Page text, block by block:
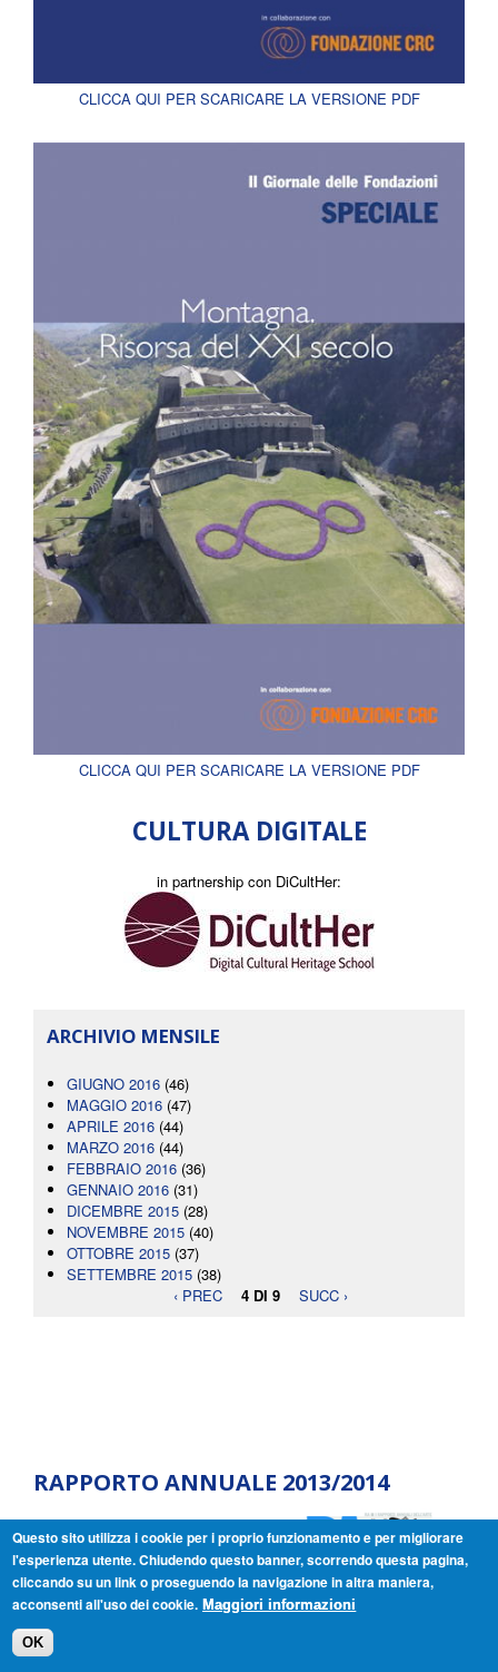
CLICCA QUI PER SCARICARE LA VERSIONE PDF
CLICCA QUI PER SCARICARE LA VERSIONE PDF
CULTURA DIGITALE
in partnership con DiCultHer:
ARCHIVIO MENSILE
GIUGNO 2016 (46)
MAGGIO 2016 (47)
APRILE 2016 (44)
MARZO 2016 (44)
FEBBRAIO 2016 (36)
GENNAIO 2016 (31)
DICEMBRE 2015 (28)
NOVEMBRE 2015 (40)
OTTOBRE 2015 (37)
SETTEMBRE 2015 (38)
‹ PREC
4 DI 9 SUCC ›
RAPPORTO ANNUALE 2013/2014
Questo sito utilizza i cookie per i proprio funzionamento e per migliorare
l'esperienza utente. Chiudendo questo banner, scorrendo questa pagina,
cliccando su un link o proseguendo la navigazione in altra maniera,
acconsenti all'uso dei cookie. Maggiori informazioni
OK